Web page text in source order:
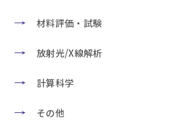
材料評価・試験
放射光/X線解析
計算科学
その他